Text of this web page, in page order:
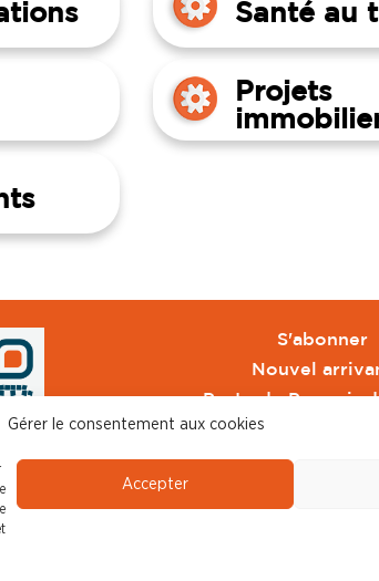
Gérer le consentement aux cookies
Accepter
Santé au
Projets
S'abonner
Nouvel
Pacte de Pouvoir
Toute l'actu CFDT